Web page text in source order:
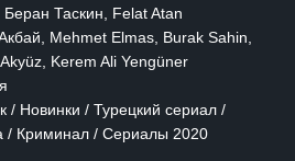
и открывая новые горизонты.
Сериал затрагивает важные
темы: от борьбы
с внутренними демонами
до попыток найти своё место
бывает добр.
Беран Таскин, Felat Atan
Mehmet Elmas, Burak Sahin,
Kerem Ali Yengüner
/ Новинки / Турецкий сериал /
/ Криминал / Сериалы 2020